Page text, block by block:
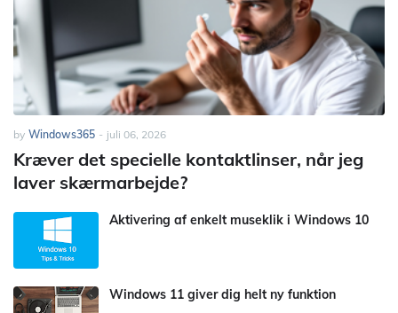
by Windows365 - juli 06, 2026
Kræver det specielle kontaktlinser, når jeg
laver skærmarbejde?
Aktivering af enkelt museklik i Windows 10
Windows 11 giver dig helt ny funktion